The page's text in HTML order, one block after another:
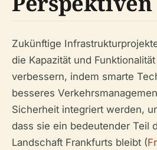
Zukünftige
die Kapazität und
verbessern, indem smarte
besseres
Sicherheit integriert werden,
dass sie ein bedeutender Teil
Landschaft Frankfurts bleibt (